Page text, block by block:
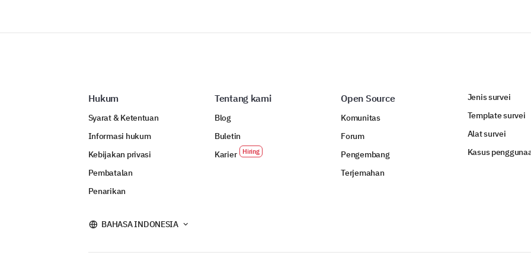
Hukum
Syarat & Ketentuan
Informasi hukum
Kebijakan privasi
Pembatalan
Penarikan
Tentang kami
Blog
Buletin
Karier
Open Source
Komunitas
Forum
Pengembang
Terjemahan
Jenis survei
Template survei
Alat survei
Kasus
BAHASA INDONESIA